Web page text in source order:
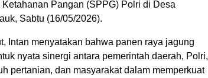
Pangan (SPPG) Polri di Desa
Sabtu (16/05/2026).
Intan menyatakan bahwa panen raya jagung
nyata sinergi antara pemerintah daerah, Polri,
pertanian, dan masyarakat dalam memperkuat